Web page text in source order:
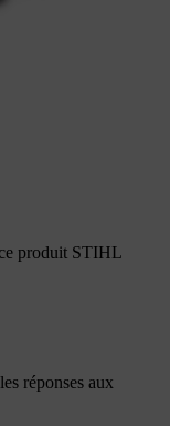
produit STIHL
réponses aux